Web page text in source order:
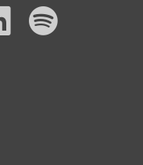
LinkedIn